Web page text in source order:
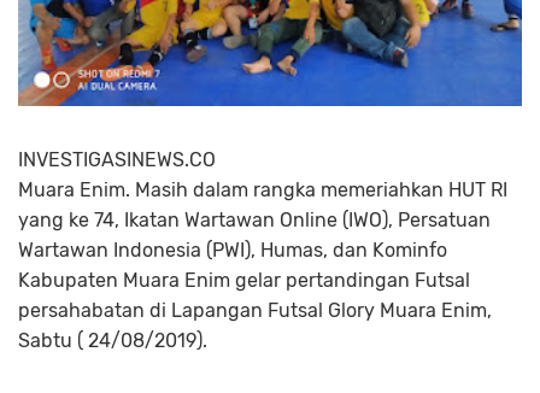
INVESTIGASINEWS.CO
Muara Enim. Masih dalam rangka memeriahkan HUT RI
yang ke 74, Ikatan Wartawan Online (IWO), Persatuan
Wartawan Indonesia (PWI), Humas, dan Kominfo
Kabupaten Muara Enim gelar pertandingan Futsal
persahabatan di Lapangan Futsal Glory Muara Enim,
Sabtu ( 24/08/2019).